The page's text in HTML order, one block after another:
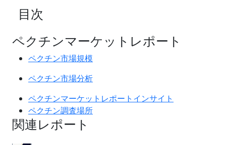
目次
ペクチンマーケットレポート
ペクチン市場規模
ペクチン市場分析
ペクチンマーケットレポートインサイト
ペクチン調査場所
関連レポート